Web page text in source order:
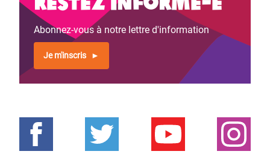
Abonnez-vous à notre lettre d'information
Je m'inscris